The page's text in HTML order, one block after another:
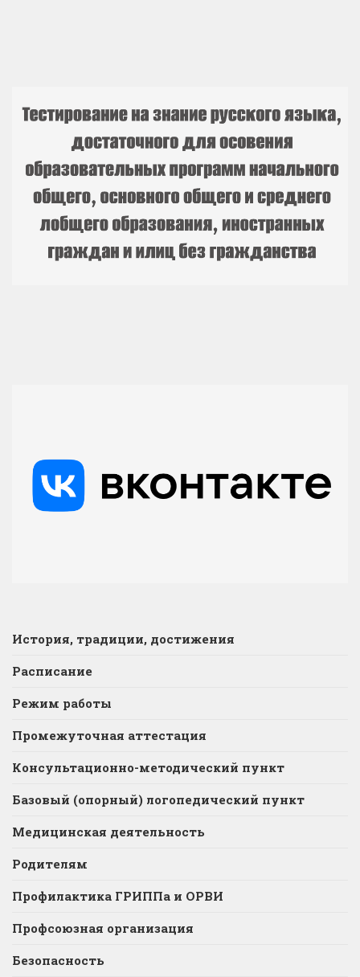
История, традиции, достижения
Расписание
Режим работы
Промежуточная аттестация
Консультационно-методический пункт
Базовый (опорный) логопедический пункт
Медицинская деятельность
Родителям
Профилактика ГРИППа и ОРВИ
Профсоюзная организация
Безопасность